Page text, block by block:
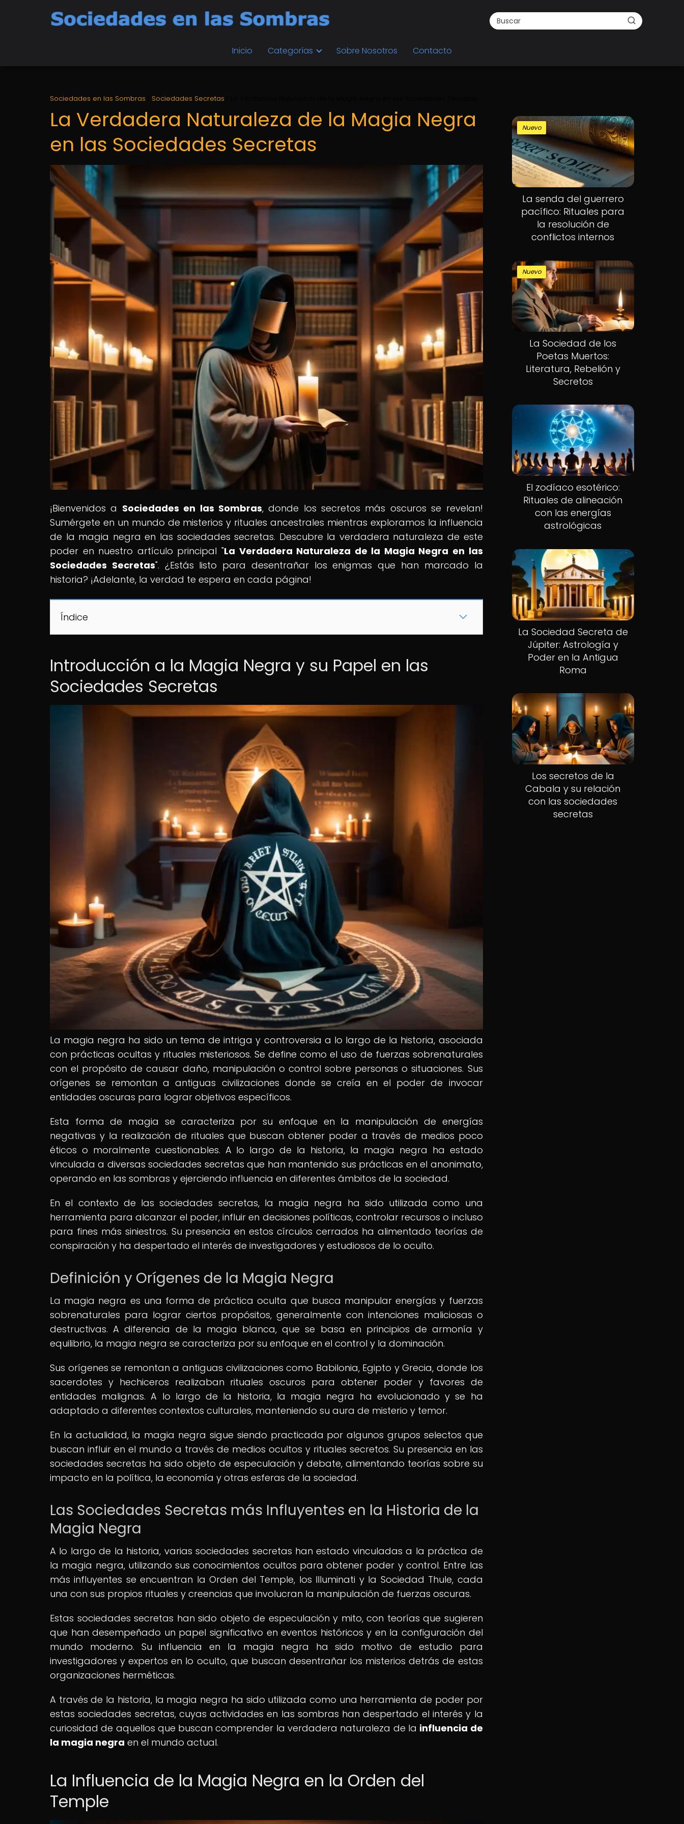
Inicio Categorías Sobre Nosotros Contacto
Sociedades en las Sombras Sociedades Secretas
La Verdadera Naturaleza de la Magia Negra
en las Sociedades Secretas
¡Bienvenidos a Sociedades en las Sombras, donde los secretos más oscuros se revelan!
Sumérgete en un mundo de misterios y rituales ancestrales mientras exploramos la influencia
de la magia negra en las sociedades secretas. Descubre la verdadera naturaleza de este
poder en nuestro artículo principal "La Verdadera Naturaleza de la Magia Negra en las
Sociedades Secretas". ¿Estás listo para desentrañar los enigmas que han marcado la
historia? ¡Adelante, la verdad te espera en cada página!
Índice
Introducción a la Magia Negra y su Papel en las
Sociedades Secretas
La magia negra ha sido un tema de intriga y controversia a lo largo de la historia, asociada
con prácticas ocultas y rituales misteriosos. Se define como el uso de fuerzas sobrenaturales
con el propósito de causar daño, manipulación o control sobre personas o situaciones. Sus
orígenes se remontan a antiguas civilizaciones donde se creía en el poder de invocar
entidades oscuras para lograr objetivos específicos.
Esta forma de magia se caracteriza por su enfoque en la manipulación de energías
negativas y la realización de rituales que buscan obtener poder a través de medios poco
éticos o moralmente cuestionables. A lo largo de la historia, la magia negra ha estado
vinculada a diversas sociedades secretas que han mantenido sus prácticas en el anonimato,
operando en las sombras y ejerciendo influencia en diferentes ámbitos de la sociedad.
En el contexto de las sociedades secretas, la magia negra ha sido utilizada como una
herramienta para alcanzar el poder, influir en decisiones políticas, controlar recursos o incluso
para fines más siniestros. Su presencia en estos círculos cerrados ha alimentado teorías de
conspiración y ha despertado el interés de investigadores y estudiosos de lo oculto.
Definición y Orígenes de la Magia Negra
La magia negra es una forma de práctica oculta que busca manipular energías y fuerzas
sobrenaturales para lograr ciertos propósitos, generalmente con intenciones maliciosas o
destructivas. A diferencia de la magia blanca, que se basa en principios de armonía y
equilibrio, la magia negra se caracteriza por su enfoque en el control y la dominación.
Sus orígenes se remontan a antiguas civilizaciones como Babilonia, Egipto y Grecia, donde los
sacerdotes y hechiceros realizaban rituales oscuros para obtener poder y favores de
entidades malignas. A lo largo de la historia, la magia negra ha evolucionado y se ha
adaptado a diferentes contextos culturales, manteniendo su aura de misterio y temor.
En la actualidad, la magia negra sigue siendo practicada por algunos grupos selectos que
buscan influir en el mundo a través de medios ocultos y rituales secretos. Su presencia en las
sociedades secretas ha sido objeto de especulación y debate, alimentando teorías sobre su
impacto en la política, la economía y otras esferas de la sociedad.
Las Sociedades Secretas más Influyentes en la Historia de la
Magia Negra
A lo largo de la historia, varias sociedades secretas han estado vinculadas a la práctica de
la magia negra, utilizando sus conocimientos ocultos para obtener poder y control. Entre las
más influyentes se encuentran la Orden del Temple, los Illuminati y la Sociedad Thule, cada
una con sus propios rituales y creencias que involucran la manipulación de fuerzas oscuras.
Estas sociedades secretas han sido objeto de especulación y mito, con teorías que sugieren
que han desempeñado un papel significativo en eventos históricos y en la configuración del
mundo moderno. Su influencia en la magia negra ha sido motivo de estudio para
investigadores y expertos en lo oculto, que buscan desentrañar los misterios detrás de estas
organizaciones herméticas.
A través de la historia, la magia negra ha sido utilizada como una herramienta de poder por
estas sociedades secretas, cuyas actividades en las sombras han despertado el interés y la
curiosidad de aquellos que buscan comprender la verdadera naturaleza de la influencia de
la magia negra en el mundo actual.
La Influencia de la Magia Negra en la Orden del
Temple
Nuevo
La senda del guerrero
pacífico: Rituales para
la resolución de
conflictos internos
Nuevo
La Sociedad de los
Poetas Muertos:
Literatura, Rebelión y
Secretos
El zodíaco esotérico:
Rituales de alineación
con las energías
astrológicas
La Sociedad Secreta de
Júpiter: Astrología y
Poder en la Antigua
Roma
Los secretos de la
Cabala y su relación
con las sociedades
secretas